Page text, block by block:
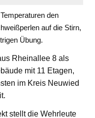
den
auf die Stirn,
Übung.
Rheinallee 8 als
mit 11 Etagen,
im Kreis Neuwied
stellt die Wehrleute